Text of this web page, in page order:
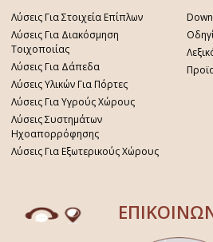
Λύσεις Για Στοιχεία Επίπλων
Λύσεις Για Διακόσμηση
Τοιχοποιίας
Λύσεις Για Δάπεδα
Λύσεις Υλικών Για Πόρτες
Λύσεις Για Υγρούς Χώρους
Λύσεις Συστημάτων
Ηχοαπορρόφησης
Λύσεις Για Εξωτερικούς Χώρους